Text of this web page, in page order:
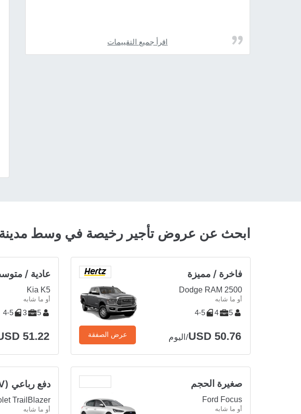
اقرأ جميع التقييمات
ابحث عن عروض تأجير رخيصة في وسط مدينة
فاخرة / مميزة
Dodge RAM 2500
أو ما شابه
5
4
4-5
USD 50.76/اليوم عرض الصفقة
عادية /
Kia K5
أو ما شابه
5
3
4-5
51.22
صغيرة الحجم
Ford Focus
أو ما شابه
دفع رباعي (SUV)
TrailBlazer
أو ما شابه